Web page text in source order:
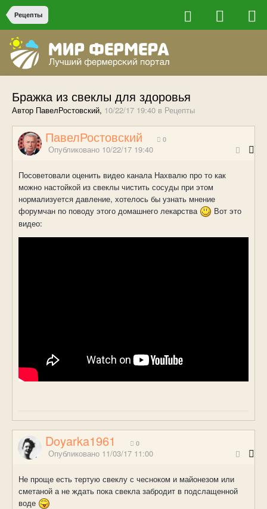
Рецепты
Бражка из свеклы для здоровья
Автор ПавелРостовский, 10/22/17 19:40 в Рецепты
ПавелРостовский 0
Опубликовано 10/22/17 19:40
Посоветовали оценить видео канала Нахвалю про то как
можно настойкой из свеклы чистить сосуды при этом
нормализуется давление, хотелось бы узнать мнение
форумчан по поводу этого домашнего лекарства
Вот это
видео:
Doyarka1961 0
Опубликовано 11/03/17 11:00
Не проще есть тертую свеклу с чесноком и майонезом или
сметаной а не ждать пока свекла забродит в подслащенной
воде